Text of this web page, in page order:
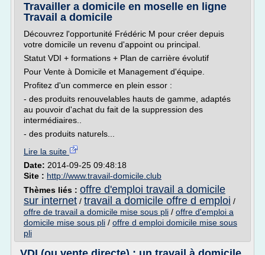
Travailler a domicile en moselle en ligne
Travail a domicile
Découvrez l'opportunité Frédéric M pour créer depuis
votre domicile un revenu d'appoint ou principal.
Statut VDI + formations + Plan de carrière évolutif
Pour Vente à Domicile et Management d'équipe.
Profitez d'un commerce en plein essor :
- des produits renouvelables hauts de gamme, adaptés
au pouvoir d'achat du fait de la suppression des
intermédiaires..
- des produits naturels...
Lire la suite
Date: 2014-09-25 09:48:18
Site : http://www.travail-domicile.club
Thèmes liés : offre d'emploi travail a domicile
sur internet / travail a domicile offre d emploi /
offre de travail a domicile mise sous pli / offre d'emploi a
domicile mise sous pli / offre d emploi domicile mise sous
pli